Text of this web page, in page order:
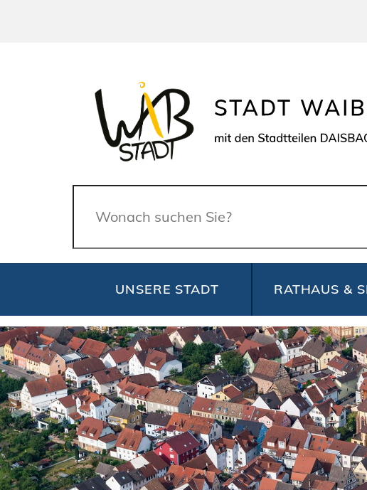
Suche
UNSERE STADT RATHAUS &